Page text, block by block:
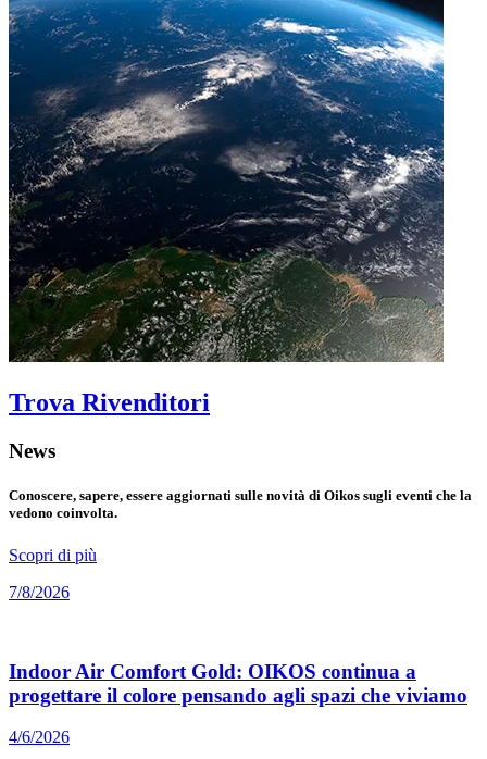
Trova Rivenditori
News
Conoscere, sapere, essere aggiornati sulle novità di Oikos sugli eventi che la
vedono coinvolta.
Scopri di più
7/8/2026
Indoor Air Comfort Gold: OIKOS continua a
progettare il colore pensando agli spazi che viviamo
4/6/2026